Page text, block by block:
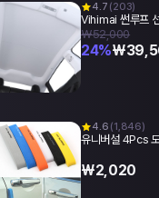
4.7 (203)
Vihimai 썬루프
₩52,000
24%₩
4.6 (1,846)
유니버설 4Pcs
₩2,020